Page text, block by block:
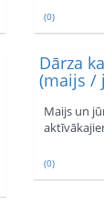
(0)
Dārza
(maijs /
Maijs un
(0)